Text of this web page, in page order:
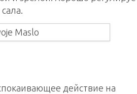
действие на